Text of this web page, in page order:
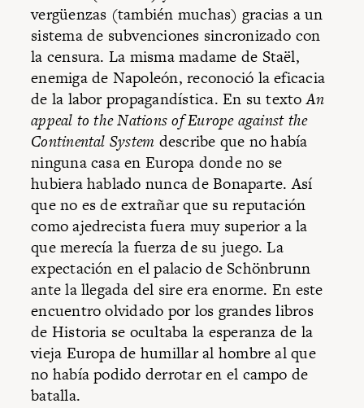
vergüenzas (también muchas) gracias a un
sistema de subvenciones sincronizado con
la censura. La misma madame de Staël,
enemiga de Napoleón, reconoció la eficacia
de la labor propagandística. En su textoAn
appeal to the Nations of Europe against the
Continental System describe que no había
ninguna casa en Europa donde no se
hubiera hablado nunca de Bonaparte. Así
que no es de extrañar que su reputación
como ajedrecista fuera muy superior a la
que merecía la fuerza de su juego. La
expectación en el palacio de Schönbrunn
ante la llegada del sire era enorme. En este
encuentro olvidado por los grandes libros
de Historia se ocultaba la esperanza de la
vieja Europa de humillar al hombre al que
no había podido derrotar en el campo de
batalla.